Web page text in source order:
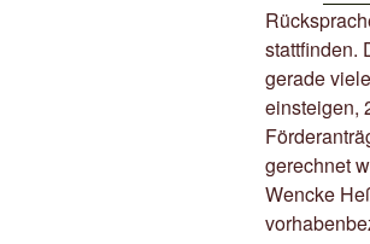
stattfinden.
gerade
einsteigen,
gerechnet
Wencke